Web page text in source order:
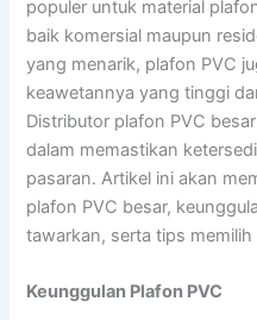
populer untuk material
baik komersial maupun
yang menarik, plafon PVC
keawetannya yang tinggi
Distributor plafon PVC
dalam memastikan
pasaran. Artikel ini akan
plafon PVC besar,
tawarkan, serta tips
Keunggulan Plafon PVC